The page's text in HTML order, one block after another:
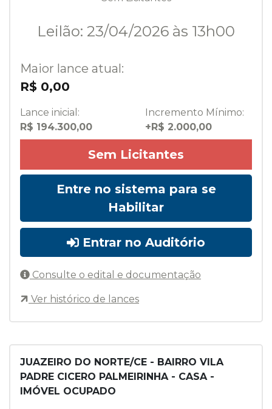
JUAZEIRO DO NORTE/CE - BAIRRO VILA
PADRE CICERO PALMEIRINHA - CASA -
IMÓVEL OCUPADO
Leilão: 23/04/2026 às 13h00
Maior lance atual:
R$ 0,00
Lance inicial:
R$ 194.300,00
Incremento Mínimo:
+R$ 2.000,00
Sem Licitantes
Entre no sistema para se
Habilitar
Entrar no Auditório
Consulte o edital e documentação
Ver histórico de lances